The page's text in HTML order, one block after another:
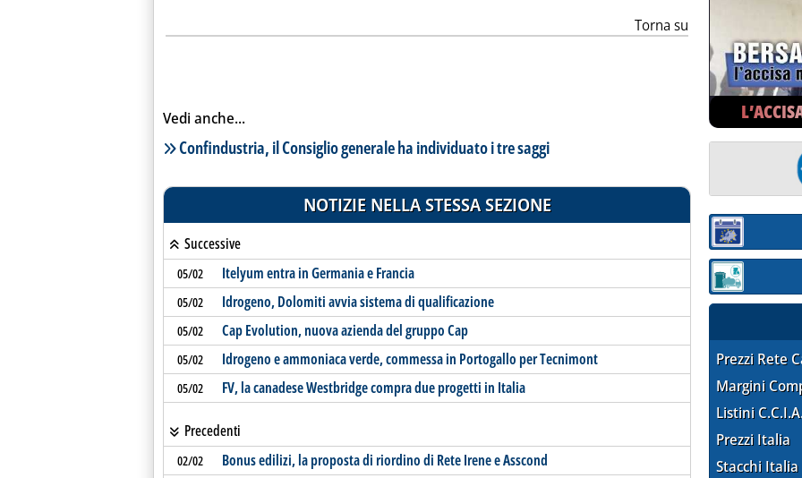
Torna su
Vedi anche...
Lista notizie correlate
Confindustria, il Consiglio generale ha individuato i tre saggi
NOTIZIE NELLA STESSA SEZIONE
Successive
05/02 Itelyum entra in Germania e Francia
05/02 Idrogeno, Dolomiti avvia sistema di qualificazione
05/02 Cap Evolution, nuova azienda del gruppo Cap
05/02 Idrogeno e ammoniaca verde, commessa in Portogallo per Tecnimont
05/02 FV, la canadese Westbridge compra due progetti in Italia
Precedenti
02/02 Bonus edilizi, la proposta di riordino di Rete Irene e Asscond
Sezione:
Sezione:
Prezzi Rete
Margini
Listini
Prezzi Italia
Stacchi Italia